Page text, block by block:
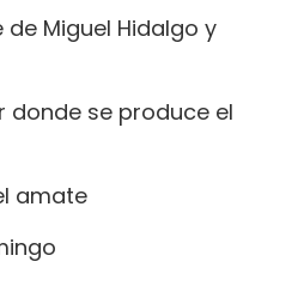
Miguel Hidalgo y
donde se produce el
amate